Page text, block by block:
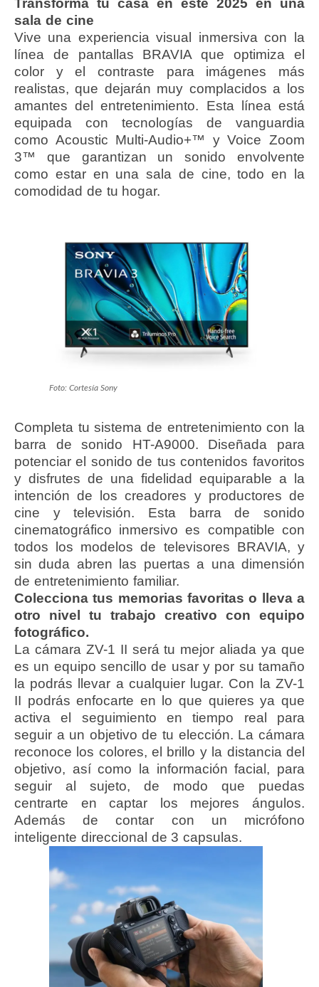
Transforma tu casa en este 2025 en una
sala de cine
Vive una experiencia visual inmersiva con la
línea de pantallas BRAVIA que optimiza el
color y el contraste para imágenes más
realistas, que dejarán muy complacidos a los
amantes del entretenimiento. Esta línea está
equipada con tecnologías de vanguardia
como Acoustic Multi-Audio+™ y Voice Zoom
3™ que garantizan un sonido envolvente
como estar en una sala de cine, todo en la
comodidad de tu hogar.
Foto: Cortesía Sony
Completa tu sistema de entretenimiento con la
barra de sonido HT-A9000. Diseñada para
potenciar el sonido de tus contenidos favoritos
y disfrutes de una fidelidad equiparable a la
intención de los creadores y productores de
cine y televisión. Esta barra de sonido
cinematográfico inmersivo es compatible con
todos los modelos de televisores BRAVIA, y
sin duda abren las puertas a una dimensión
de entretenimiento familiar.
Colecciona tus memorias favoritas o lleva a
otro nivel tu trabajo creativo con equipo
fotográfico.
La cámara ZV-1 II será tu mejor aliada ya que
es un equipo sencillo de usar y por su tamaño
la podrás llevar a cualquier lugar. Con la ZV-1
II podrás enfocarte en lo que quieres ya que
activa el seguimiento en tiempo real para
seguir a un objetivo de tu elección. La cámara
reconoce los colores, el brillo y la distancia del
objetivo, así como la información facial, para
seguir al sujeto, de modo que puedas
centrarte en captar los mejores ángulos.
Además de contar con un micrófono
inteligente direccional de 3 capsulas.